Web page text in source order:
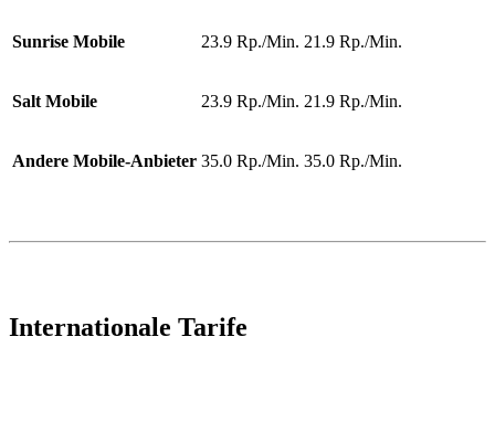
Sunrise Mobile 23.9 Rp./Min. 21.9 Rp./Min.
Salt Mobile 23.9 Rp./Min. 21.9 Rp./Min.
Andere Mobile-Anbieter 35.0 Rp./Min. 35.0 Rp./Min.
Internationale Tarife